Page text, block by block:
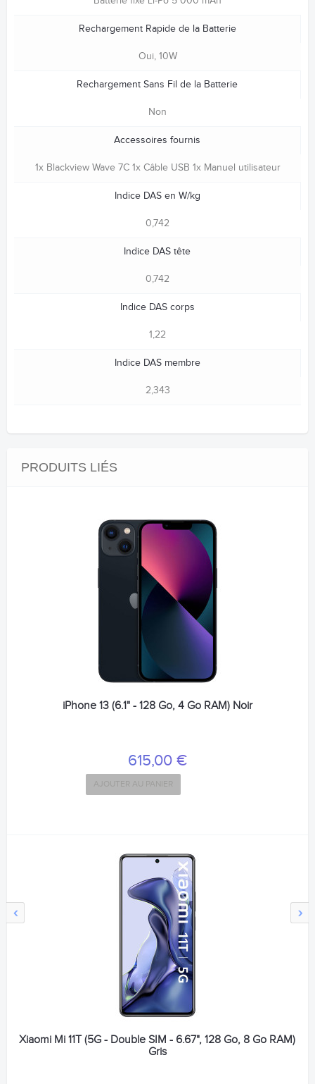
Rechargement Rapide de la Batterie
Oui, 10W
Rechargement Sans Fil de la Batterie
Non
Accessoires fournis
1x Blackview Wave 7C 1x Câble USB 1x Manuel utilisateur
Indice DAS en W/kg
0,742
Indice DAS tête
0,742
Indice DAS corps
1,22
Indice DAS membre
2,343
PRODUITS LIÉS
‹ ›
iPhone 13 (6.1" - 128 Go, 4 Go RAM) Noir
615,00 €
AJOUTER AU PANIER
Xiaomi Mi 11T (5G - Double SIM - 6.67", 128 Go, 8 Go RAM)
Gris